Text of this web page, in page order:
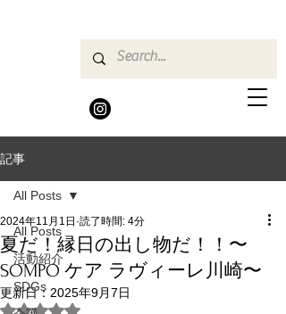
記事
All Posts
活動紹介
SDGs
All Posts
夏だ！縁日の出し物だ！！〜
SOMPO ケア ラヴィーレ川崎〜
2024年11月1日 読了時間: 4分
更新日： 2025年9月7日
5つ星のうちNaNと評価されています。